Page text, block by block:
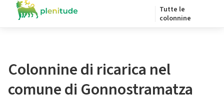
Tutte le
colonnine
Colonnine di ricarica nel
comune di Gonnostramatza